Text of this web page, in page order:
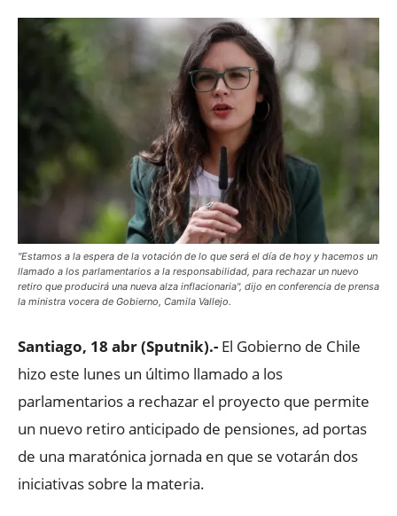
"Estamos a la espera de la votación de lo que será el día de hoy y hacemos un
llamado a los parlamentarios a la responsabilidad, para rechazar un nuevo
retiro que producirá una nueva alza inflacionaria", dijo en conferencia de prensa
la ministra vocera de Gobierno, Camila Vallejo.
Santiago, 18 abr (Sputnik).- El Gobierno de Chile
hizo este lunes un último llamado a los
parlamentarios a rechazar el proyecto que permite
un nuevo retiro anticipado de pensiones, ad portas
de una maratónica jornada en que se votarán dos
iniciativas sobre la materia.